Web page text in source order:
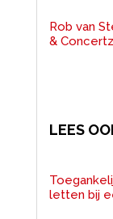
Rob van
&
LEES
letten bij